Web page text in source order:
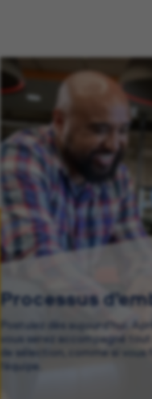
Processus
Postulez dès aujourd’hui.
vous serez accompagné
de sélection, comme si
l’équipe.